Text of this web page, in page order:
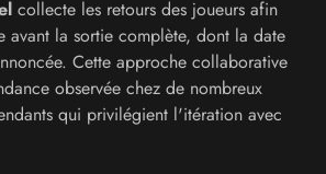
collecte les retours des joueurs afin
avant la sortie complète, dont la date
Cette approche collaborative
observée chez de nombreux
qui privilégient l'itération avec